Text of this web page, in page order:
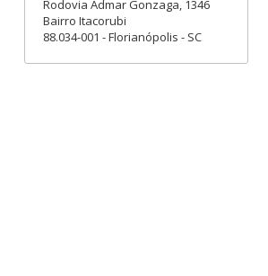
Rodovia Admar Gonzaga, 1346
Bairro Itacorubi
88.034-001 - Florianópolis - SC